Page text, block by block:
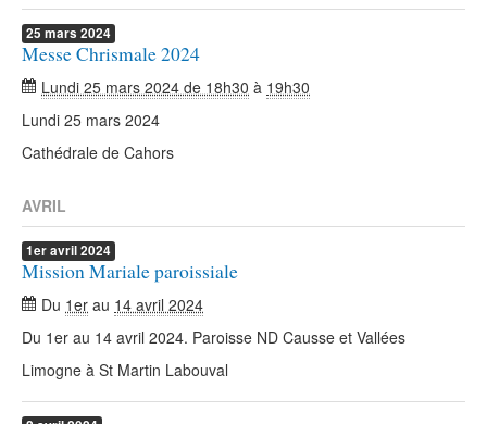
25 mars 2024
Messe Chrismale 2024
Lundi 25 mars 2024 de 18h30 à 19h30
Lundi 25 mars 2024
Cathédrale de Cahors
AVRIL
1eravril2024
Mission Mariale paroissiale
Du 1er au 14 avril 2024
Du 1er au 14 avril 2024. Paroisse ND Causse et Vallées
Limogne à St Martin Labouval